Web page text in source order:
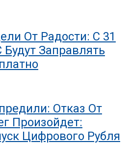
От Радости: С 31
Заправлять
Отказ От
Произойдет:
Цифрового Рубля